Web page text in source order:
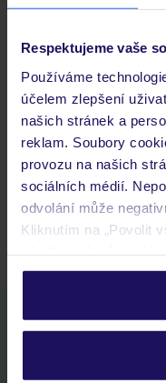
Respektujeme vaše
Používáme
účelem zlepšení
našich stránek a
reklam. Soubory
provozu na našich
sociálních médií.
odvolání může
Kliknutím na „Povolit
personalizovat v sekci
Podrobné informace
ochrany osobních
Důležité
Často kladené
Jaké doklady jsou
Budeme ubytováni
Kam jít po přistání a
Stáhněte si
seznam